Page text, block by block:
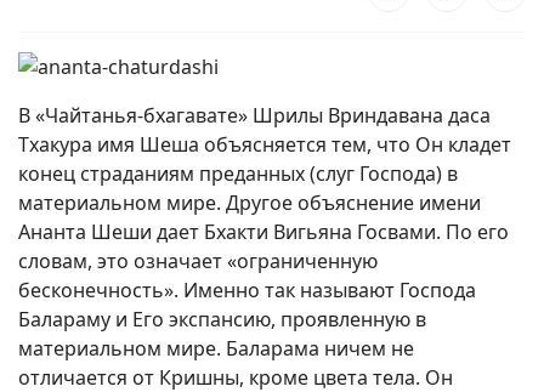
В «Чайтанья-бхагавате» Шрилы Вриндавана даса
Тхакура имя Шеша объясняется тем, что Он кладет
конец страданиям преданных (слуг Господа) в
материальном мире. Другое объяснение имени
Ананта Шеши дает Бхакти Вигьяна Госвами. По его
словам, это означает «ограниченную
бесконечность». Именно так называют Господа
Балараму и Его экспансию, проявленную в
материальном мире. Баларама ничем не
отличается от Кришны, кроме цвета тела. Он